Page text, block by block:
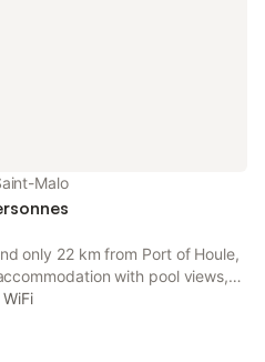
Malo
only 22 km from Port of Houle,
with pool views,
WiFi